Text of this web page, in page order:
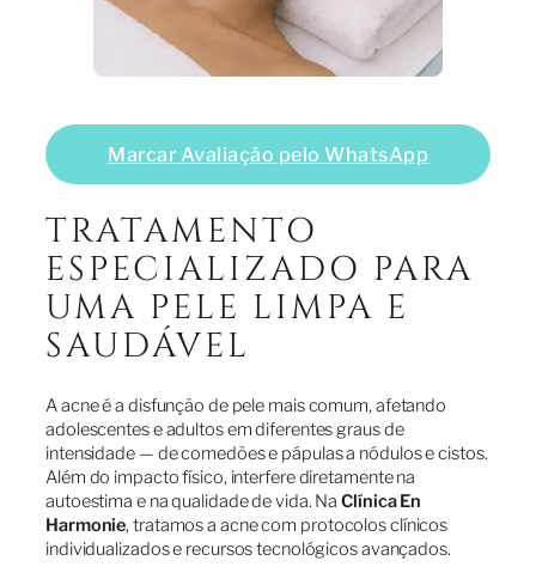
Marcar Avaliação pelo WhatsApp
TRATAMENTO
ESPECIALIZADO PARA
UMA PELE LIMPA E
SAUDÁVEL
A acne é a disfunção de pele mais comum, afetando
adolescentes e adultos em diferentes graus de
intensidade — de comedões e pápulas a nódulos e cistos.
Além do impacto físico, interfere diretamente na
autoestima e na qualidade de vida. NaClínica En
Harmonie, tratamos a acne com protocolos clínicos
individualizados e recursos tecnológicos avançados.